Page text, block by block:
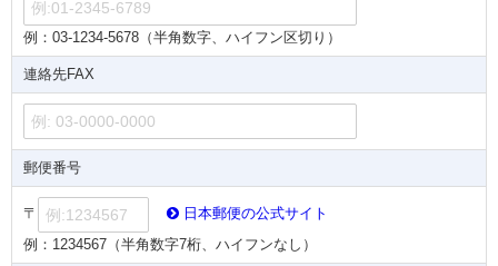
例：03-1234-5678（半角数字、ハイフン区切り）
連絡先FAX
郵便番号
〒
日本郵便の公式サイト
例：1234567（半角数字7桁、ハイフンなし）